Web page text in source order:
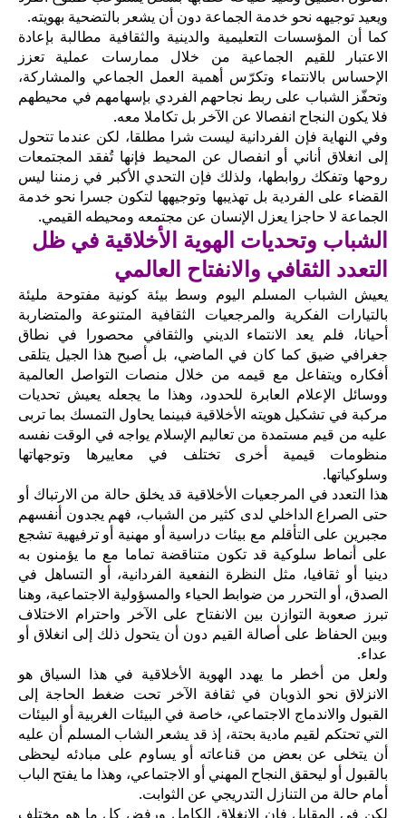
ويعيد توجيهه نحو خدمة الجماعة دون أن يشعر بالتضحية بهويته.
كما أن المؤسسات التعليمية والدينية والثقافية مطالبة بإعادة
الاعتبار للقيم الجماعية من خلال ممارسات عملية تعزز
الإحساس بالانتماء وتكرّس أهمية العمل الجماعي والمشاركة،
وتحفّز الشباب على ربط نجاحهم الفردي بإسهامهم في محيطهم
فلا يكون النجاح انفصالا عن الآخر بل تكاملا معه.
وفي النهاية فإن الفردانية ليست شرا مطلقا، لكن عندما تتحول
إلى انغلاق أناني أو انفصال عن المحيط فإنها تُفقد المجتمعات
روحها وتفكك روابطها، ولذلك فإن التحدي الأكبر في زمننا ليس
القضاء على الفردية بل تهذيبها وتوجيهها لتكون جسرا نحو خدمة
الجماعة لا حاجزا يعزل الإنسان عن مجتمعه ومحيطه القيمي.
الشباب وتحديات الهوية الأخلاقية في ظل
التعدد الثقافي والانفتاح العالمي
يعيش الشباب المسلم اليوم وسط بيئة كونية مفتوحة مليئة
بالتيارات الفكرية والمرجعيات الثقافية المتنوعة والمتضاربة
أحيانا، فلم يعد الانتماء الديني والثقافي محصورا في نطاق
جغرافي ضيق كما كان في الماضي، بل أصبح هذا الجيل يتلقى
أفكاره ويتفاعل مع قيمه من خلال منصات التواصل العالمية
ووسائل الإعلام العابرة للحدود، وهذا ما يجعله يعيش تحديات
مركبة في تشكيل هويته الأخلاقية فبينما يحاول التمسك بما تربى
عليه من قيم مستمدة من تعاليم الإسلام يواجه في الوقت نفسه
منظومات قيمية أخرى تختلف في معاييرها وتوجهاتها
وسلوكياتها.
هذا التعدد في المرجعيات الأخلاقية قد يخلق حالة من الارتباك أو
حتى الصراع الداخلي لدى كثير من الشباب، فهم يجدون أنفسهم
مجبرين على التأقلم مع بيئات دراسية أو مهنية أو ترفيهية تشجع
على أنماط سلوكية قد تكون متناقضة تماما مع ما يؤمنون به
دينيا أو ثقافيا، مثل النظرة النفعية الفردانية، أو التساهل في
الصدق، أو التحرر من ضوابط الحياء والمسؤولية الاجتماعية، وهنا
تبرز صعوبة التوازن بين الانفتاح على الآخر واحترام الاختلاف
وبين الحفاظ على أصالة القيم دون أن يتحول ذلك إلى انغلاق أو
عداء.
ولعل من أخطر ما يهدد الهوية الأخلاقية في هذا السياق هو
الانزلاق نحو الذوبان في ثقافة الآخر تحت ضغط الحاجة إلى
القبول والاندماج الاجتماعي، خاصة في البيئات الغربية أو البيئات
التي تحتكم لقيم مادية بحتة، إذ قد يشعر الشاب المسلم أن عليه
أن يتخلى عن بعض من قناعاته أو يساوم على مبادئه ليحظى
بالقبول أو ليحقق النجاح المهني أو الاجتماعي، وهذا ما يفتح الباب
أمام حالة من التنازل التدريجي عن الثوابت.
لكن في المقابل فإن الانغلاق الكامل ورفض كل ما هو مختلف